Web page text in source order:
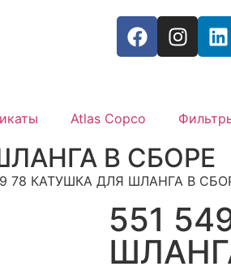
Atlas Copco
В СБОРЕ
78 КАТУШКА ДЛЯ ШЛАНГА В
551